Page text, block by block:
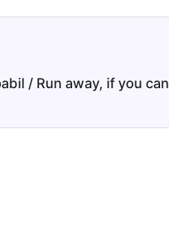
/ Run away, if you can